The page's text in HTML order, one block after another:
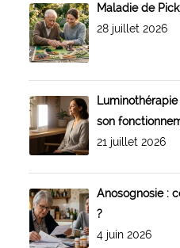
Maladie de
28 juillet 2026
son
21 juillet 2026
Anosognosie :
?
4 juin 2026